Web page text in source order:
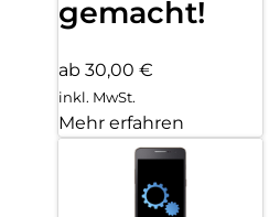
gemacht!
ab 30,00 €
inkl. MwSt.
Mehr erfahren